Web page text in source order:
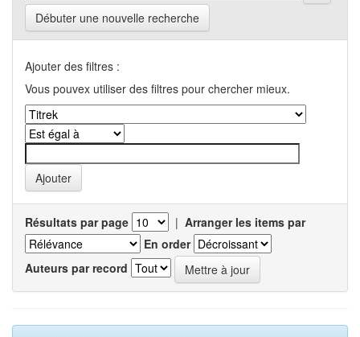
Débuter une nouvelle recherche
Ajouter des filtres :
Vous pouvex utiliser des filtres pour chercher mieux.
Résultats par page | Arranger les items par
En order
Auteurs par record